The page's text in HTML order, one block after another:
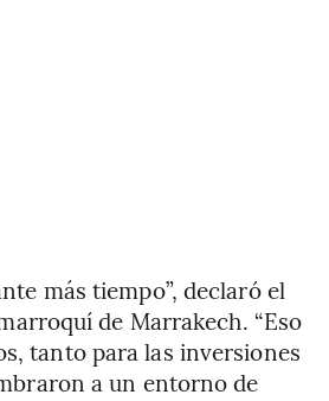
más tiempo”, declaró el
de Marrakech. “Eso
tanto para las inversiones
a un entorno de